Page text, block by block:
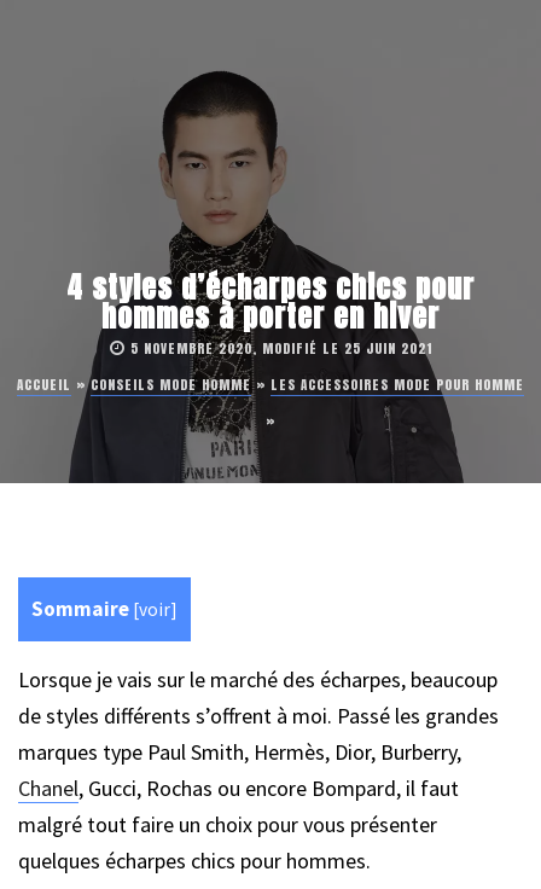
4 styles d’écharpes chics pour
hommes à porter en hiver
5 NOVEMBRE 2020, MODIFIÉ LE 25 JUIN 2021
ACCUEIL »CONSEILS MODE HOMME» LES ACCESSOIRES MODE POUR HOMME
»
Sommaire [voir]
Lorsque je vais sur le marché des écharpes, beaucoup
de styles différents s’offrent à moi. Passé les grandes
marques type Paul Smith, Hermès, Dior, Burberry,
Chanel, Gucci, Rochas ou encore Bompard, il faut
malgré tout faire un choix pour vous présenter
quelques écharpes chics pour hommes.